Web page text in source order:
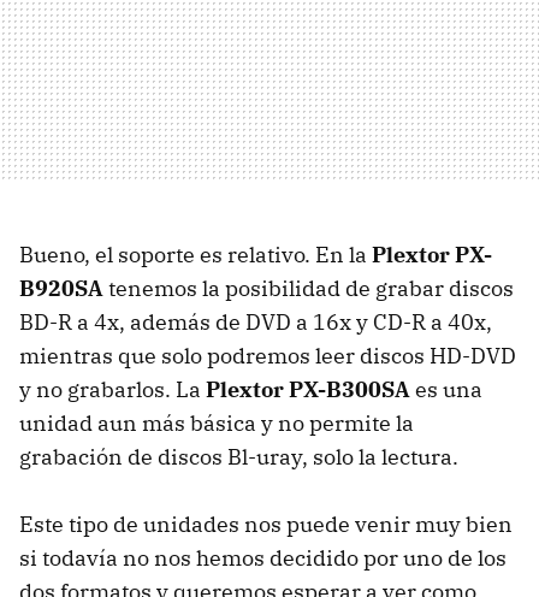
Bueno, el soporte es relativo. En la Plextor PX-
B920SAtenemos la posibilidad de grabar discos
BD-R a 4x, además de DVD a 16x y CD-R a 40x,
mientras que solo podremos leer discos HD-DVD
y no grabarlos. La Plextor PX-B300SAes una
unidad aun más básica y no permite la
grabación de discos Bl-uray, solo la lectura.
Este tipo de unidades nos puede venir muy bien
si todavía no nos hemos decidido por uno de los